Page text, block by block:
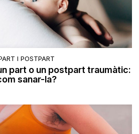
I POSTPART
part o un postpart traumàtic:
sanar-la?